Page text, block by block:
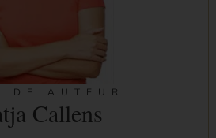
DE AUTEUR
Callens